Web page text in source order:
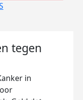
tegen
in